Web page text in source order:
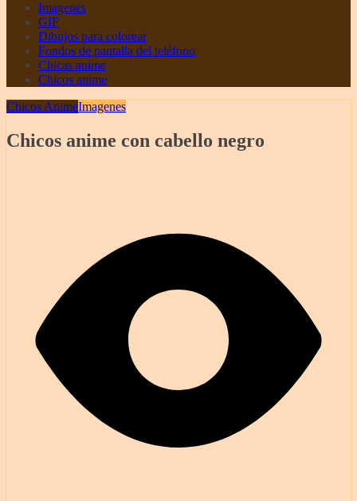
Imagenes
GIF
Dibujos para colorear
Fondos de pantalla del teléfono
Chicas anime
Chicos anime
Chicos AnimeImagenes
Chicos anime con cabello negro